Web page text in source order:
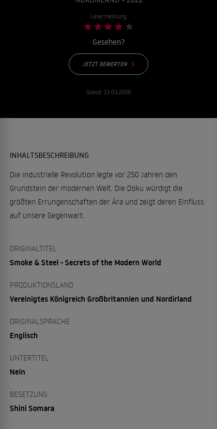
Lesermeinung
Gesehen?
JETZT BEWERTEN
Stand: 13.03.2026
INHALTSBESCHREIBUNG
Die industrielle Revolution legte vor 250 Jahren den
Grundstein der modernen Welt. Die Doku würdigt die
größten Errungenschaften der Ära und zeigt deren Einfluss
auf unsere Gegenwart.
ORIGINALTITEL
Smoke & Steel - Secrets of the Modern World
PRODUKTIONSLAND
Vereinigtes Königreich Großbritannien und Nordirland
ORIGINALSPRACHE
Englisch
UNTERTITEL
Nein
BESETZUNG
Shini Somara